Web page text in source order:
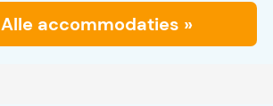
Alle accommodaties »